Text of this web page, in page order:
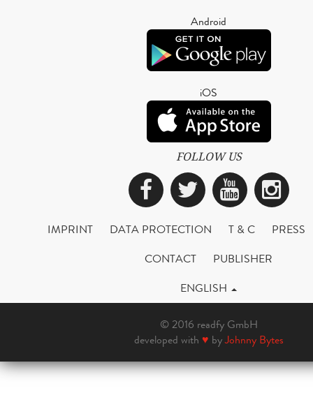
Android
iOS
FOLLOW US
Facebook
Twitter
IMPRINT DATA PROTECTION T & C
PRESS
CONTACT
PUBLISHER
ENGLISH
© 2016 readfy GmbH
developed with ♥ byJohnny Bytes